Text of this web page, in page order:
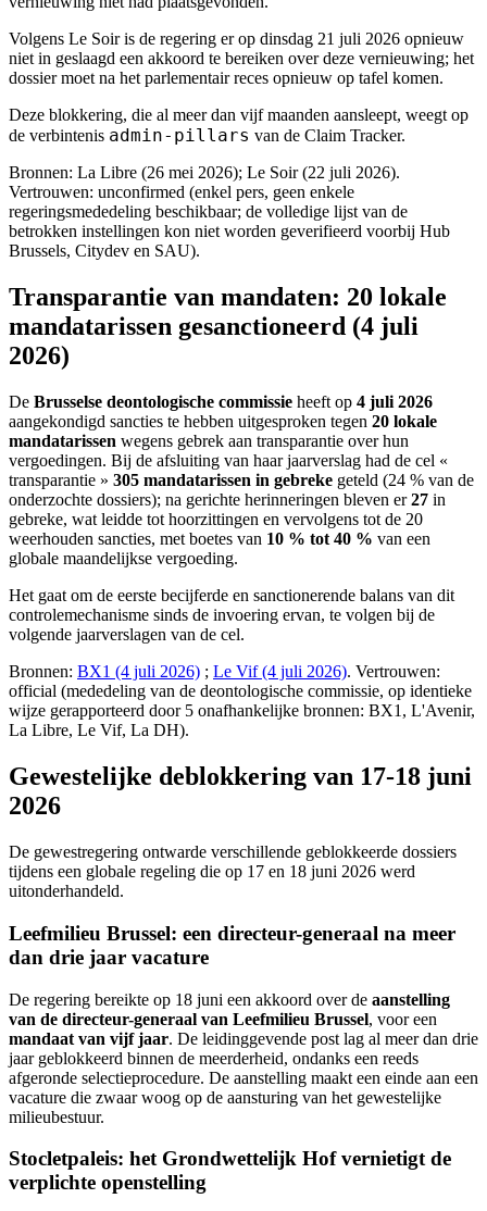
Volgens Le Soir is de regering er op dinsdag 21 juli 2026 opnieuw
niet in geslaagd een akkoord te bereiken over deze vernieuwing; het
dossier moet na het parlementair reces opnieuw op tafel komen.
Deze blokkering, die al meer dan vijf maanden aansleept, weegt op
de verbintenis admin-pillars van de Claim Tracker.
Bronnen: La Libre (26 mei 2026); Le Soir (22 juli 2026).
Vertrouwen: unconfirmed (enkel pers, geen enkele
regeringsmededeling beschikbaar; de volledige lijst van de
betrokken instellingen kon niet worden geverifieerd voorbij Hub
Brussels, Citydev en SAU).
Transparantie van mandaten: 20 lokale
mandatarissen gesanctioneerd (4 juli
2026)
De Brusselse deontologische commissie heeft op 4 juli 2026
aangekondigd sancties te hebben uitgesproken tegen 20 lokale
mandatarissen wegens gebrek aan transparantie over hun
vergoedingen. Bij de afsluiting van haar jaarverslag had de cel «
transparantie » 305 mandatarissen in gebreke geteld (24 % van de
onderzochte dossiers); na gerichte herinneringen bleven er27 in
gebreke, wat leidde tot hoorzittingen en vervolgens tot de 20
weerhouden sancties, met boetes van 10 % tot 40 % van een
globale maandelijkse vergoeding.
Het gaat om de eerste becijferde en sanctionerende balans van dit
controlemechanisme sinds de invoering ervan, te volgen bij de
volgende jaarverslagen van de cel.
Bronnen: BX1 (4 juli 2026) ; Le Vif (4 juli 2026). Vertrouwen:
official (mededeling van de deontologische commissie, op identieke
wijze gerapporteerd door 5 onafhankelijke bronnen: BX1, L'Avenir,
La Libre, Le Vif, La DH).
Gewestelijke deblokkering van 17-18 juni
2026
De gewestregering ontwarde verschillende geblokkeerde dossiers
tijdens een globale regeling die op 17 en 18 juni 2026 werd
uitonderhandeld.
Leefmilieu Brussel: een directeur-generaal na meer
dan drie jaar vacature
De regering bereikte op 18 juni een akkoord over de aanstelling
van de directeur-generaal van Leefmilieu Brussel, voor een
mandaat van vijf jaar. De leidinggevende post lag al meer dan drie
jaar geblokkeerd binnen de meerderheid, ondanks een reeds
afgeronde selectieprocedure. De aanstelling maakt een einde aan een
vacature die zwaar woog op de aansturing van het gewestelijke
milieubestuur.
Stocletpaleis: het Grondwettelijk Hof vernietigt de
verplichte openstelling